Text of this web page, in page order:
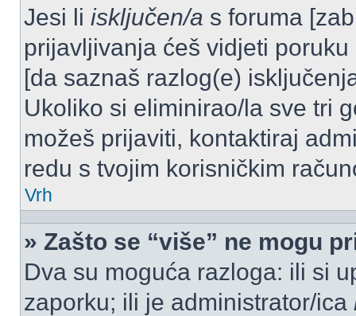
Jesi li isključen/a s foruma
prijavljivanja ćeš vidjeti
[da saznaš razlog(e)
Ukoliko si eliminirao/la sve tri
možeš prijaviti, kontaktiraj
redu s tvojim korisničkim
Vrh
» Zašto se “više” ne mogu
Dva su moguća razloga: ili si
zaporku; ili je administrator/ica